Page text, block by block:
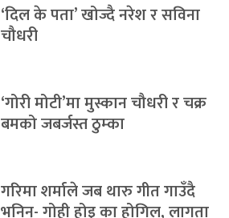
‘दिल के पता’ खोज्दै नरेश र सविना
चौधरी
‘गोरी मोटी’मा मुस्कान चौधरी र चक्र
बमको जबर्जस्त ठुम्का
गरिमा शर्माले जब थारु गीत गाउँदै
भनिन्- गोही होइ का होगिल, लागता